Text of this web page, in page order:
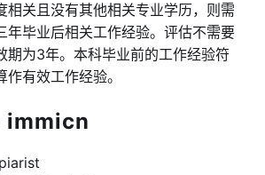
相关且没有其他相关专业学历，则需
年毕业后相关工作经验。评估不需要
期为3年。本科毕业前的工作经验符
有效工作经验。
immicn